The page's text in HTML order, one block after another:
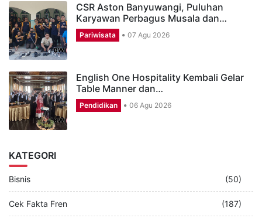
CSR Aston Banyuwangi, Puluhan
Karyawan Perbagus Musala dan…
Pariwisata 07 Agu 2026
English One Hospitality Kembali Gelar
Table Manner dan…
Pendidikan 06 Agu 2026
KATEGORI
Bisnis (50)
Cek Fakta Fren (187)